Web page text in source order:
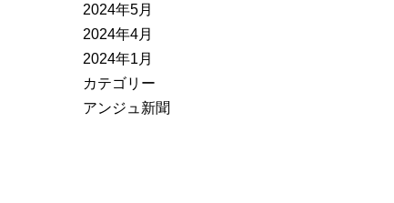
2024年5月
2024年4月
2024年1月
カテゴリー
アンジュ新聞